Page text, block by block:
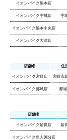
イオンバイク熊本店
イオンバイク宇城店 宇
イオンバイク熊本中央店
イオンバイク大津店
店舗名 住
イオンバイク宮崎店 宮崎市
イオンバイク都城店 都
店舗名
イオンバイク姶良店 姶
イオンバイク隼人国分店